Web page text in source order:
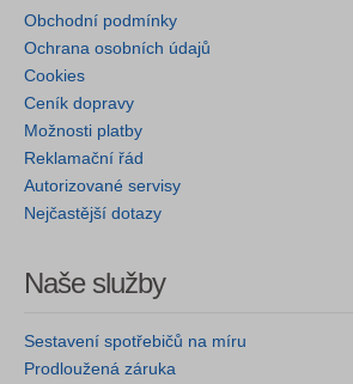
Obchodní podmínky
Ochrana osobních údajů
Cookies
Ceník dopravy
Možnosti platby
Reklamační řád
Autorizované servisy
Nejčastější dotazy
Naše služby
Sestavení spotřebičů na míru
Prodloužená záruka